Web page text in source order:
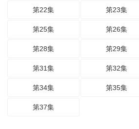
第22集 第23集
第25集 第26集
第28集 第29集
第31集 第32集
第34集 第35集
第37集